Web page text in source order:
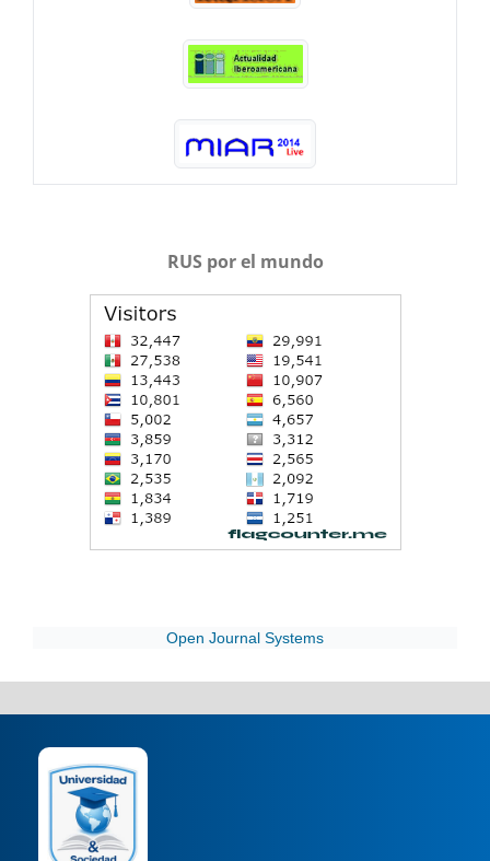
RUS por el mundo
Open Journal Systems